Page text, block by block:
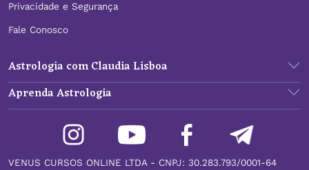
Privacidade e Segurança
Fale Conosco
Astrologia com Claudia Lisboa
Aprenda Astrologia
VENUS CURSOS ONLINE LTDA - CNPJ: 30.283.793/0001-64